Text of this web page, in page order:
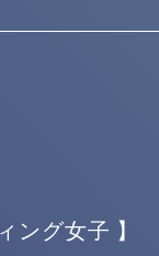
ング女子 】